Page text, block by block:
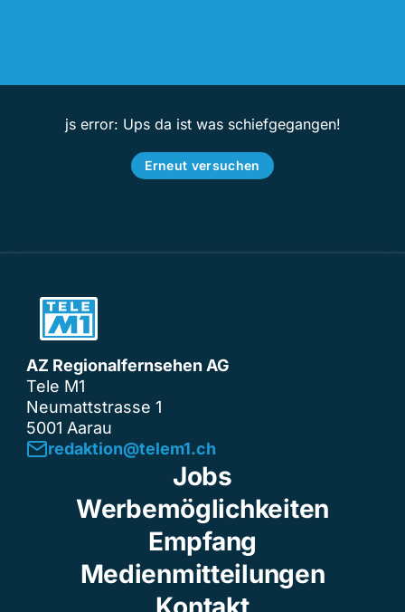
js error: Ups da ist was schiefgegangen!
Erneut versuchen
AZ Regionalfernsehen AG
Tele M1
Neumattstrasse 1
5001 Aarau
redaktion@telem1.ch
Jobs
Werbemöglichkeiten
Empfang
Medienmitteilungen